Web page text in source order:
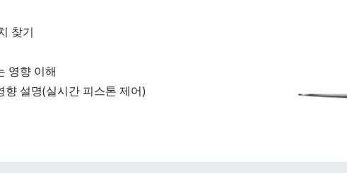
찾기​
영향 이해
설명(실시간 피스톤 제어)